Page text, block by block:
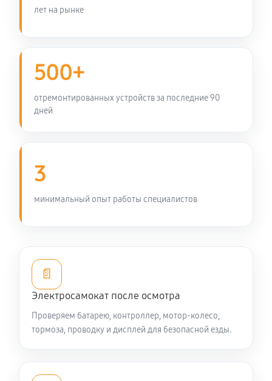
лет на рынке
500+
отремонтированных устройств за последние 90
дней
3
минимальный опыт работы специалистов
📄
Электросамокат после осмотра
Проверяем батарею, контроллер, мотор-колесо,
тормоза, проводку и дисплей для безопасной езды.